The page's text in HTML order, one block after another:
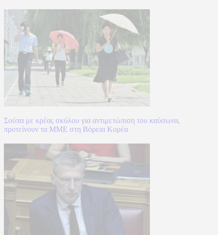
Σούπα με κρέας σκύλου για αντιμετώπιση του καύσωνα,
προτείνουν τα ΜΜΕ στη Βόρεια Κορέα